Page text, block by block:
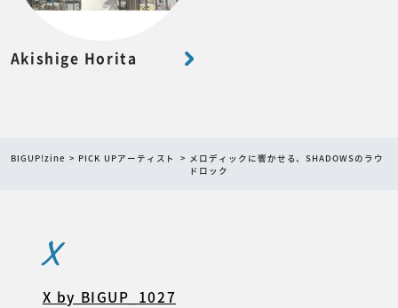
Akishige Horita
BIGUP!zine PICK UPアーティスト
メロディックに響かせる、SHADOWSのラウ
ドロック
X
X by BIGUP_1027